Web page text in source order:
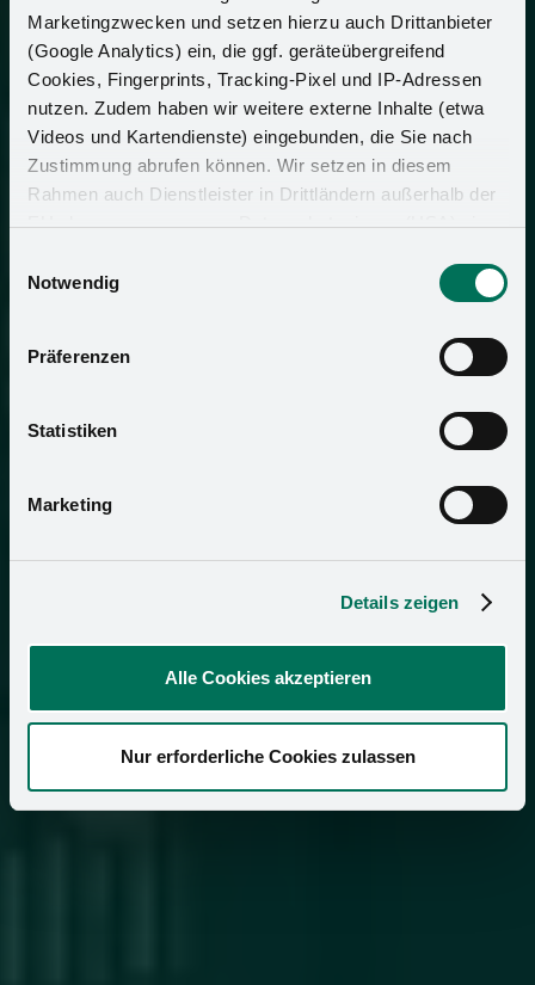
Marketingzwecken und setzen hierzu auch Drittanbieter
(Google Analytics) ein, die ggf. geräteübergreifend
Cookies, Fingerprints, Tracking-Pixel und IP-Adressen
nutzen. Zudem haben wir weitere externe Inhalte (etwa
Videos und Kartendienste) eingebunden, die Sie nach
Zustimmung abrufen können. Wir setzen in diesem
Rahmen auch Dienstleister in Drittländern außerhalb der
EU ohne angemessenes Datenschutzniveau (USA) ein,
zu Sicherheits- und Überwachungszwecken zugreifen,
Rechtsmittel einlegen können. Mit Ihrer Einstellung
willigen Sie in die oben beschriebenen Vorgänge ein. Sie
widerrufen. Mehr Informationen finden Sie in unserer
Impressum.
Notwendig
Präferenzen
Statistiken
Marketing
Details zeigen
Alle Cookies akzeptieren
Nur erforderliche Cookies zulassen